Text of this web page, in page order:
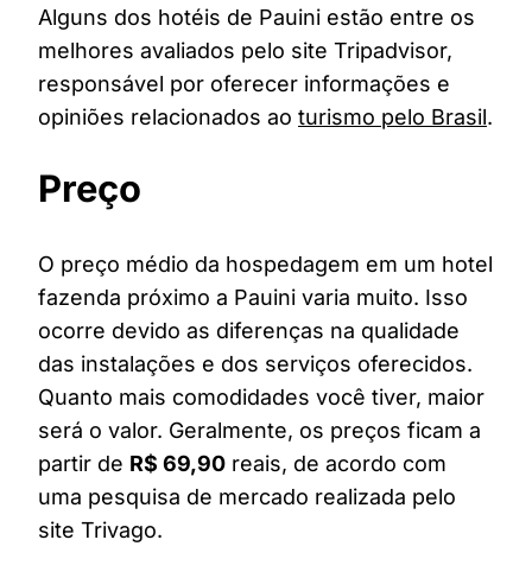
Alguns dos hotéis de Pauini estão entre os
melhores avaliados pelo site Tripadvisor,
responsável por oferecer informações e
opiniões relacionados ao turismo pelo Brasil.
Preço
O preço médio da hospedagem em um hotel
fazenda próximo a Pauini varia muito. Isso
ocorre devido as diferenças na qualidade
das instalações e dos serviços oferecidos.
Quanto mais comodidades você tiver, maior
será o valor. Geralmente, os preços ficam a
partir de R$ 69,90 reais, de acordo com
uma pesquisa de mercado realizada pelo
site Trivago.